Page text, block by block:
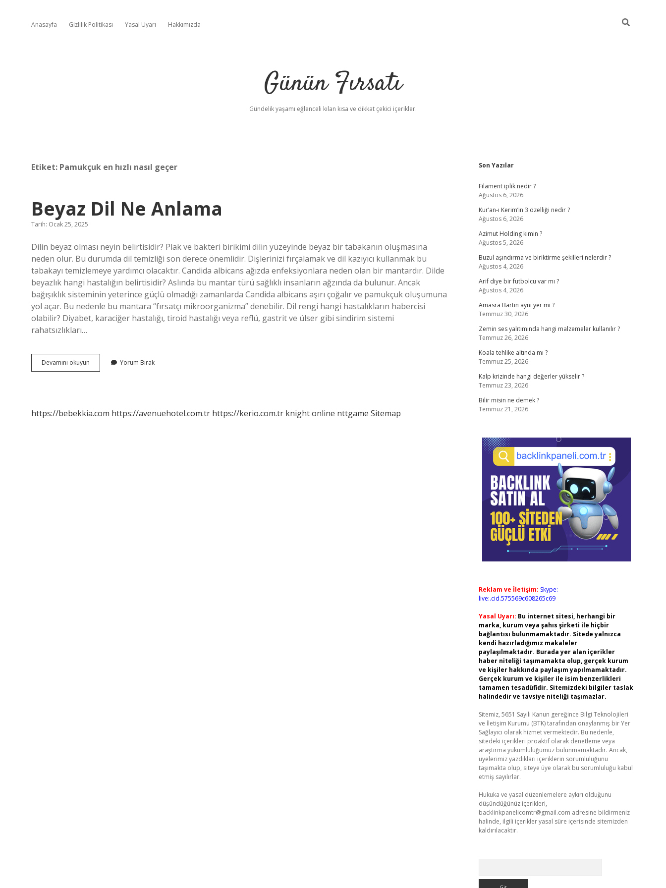
Anasayfa Gizlilik Politikası Yasal Uyarı Hakkımızda
Günün Fırsatı
Gündelik yaşamı eğlenceli kılan kısa ve dikkat çekici içerikler.
Etiket: Pamukçuk en hızlı nasıl geçer
Beyaz Dil Ne Anlama
Tarih: Ocak 25, 2025
Dilin beyaz olması neyin belirtisidir? Plak ve bakteri birikimi dilin yüzeyinde beyaz bir tabakanın oluşmasına
neden olur. Bu durumda dil temizliği son derece önemlidir. Dişlerinizi fırçalamak ve dil kazıyıcı kullanmak bu
tabakayı temizlemeye yardımcı olacaktır. Candida albicans ağızda enfeksiyonlara neden olan bir mantardır. Dilde
beyazlık hangi hastalığın belirtisidir? Aslında bu mantar türü sağlıklı insanların ağzında da bulunur. Ancak
bağışıklık sisteminin yeterince güçlü olmadığı zamanlarda Candida albicans aşırı çoğalır ve pamukçuk oluşumuna
yol açar. Bu nedenle bu mantara “fırsatçı mikroorganizma” denebilir. Dil rengi hangi hastalıkların habercisi
olabilir? Diyabet, karaciğer hastalığı, tiroid hastalığı veya reflü, gastrit ve ülser gibi sindirim sistemi
rahatsızlıkları…
Devamını okuyun
Dil
Yorum Bırak
https://bebekkia.com https://avenuehotel.com.tr https://kerio.com.tr knight online nttgame Sitemap
Sidebar
Son Yazılar
Filament iplik nedir ?
Ağustos 6, 2026
Kur’an-ı Kerim’in 3 özelliği nedir ?
Ağustos 6, 2026
Azimut Holding kimin ?
Ağustos 5, 2026
Buzul aşındırma ve biriktirme şekilleri nelerdir ?
Ağustos 4, 2026
Arif diye bir futbolcu var mı ?
Ağustos 4, 2026
Amasra Bartın aynı yer mi ?
Temmuz 30, 2026
Zemin ses yalıtımında hangi malzemeler kullanılır ?
Temmuz 26, 2026
Koala tehlike altında mı ?
Temmuz 25, 2026
Kalp krizinde hangi değerler yükselir ?
Temmuz 23, 2026
Bilir misin ne demek ?
Temmuz 21, 2026
Reklam ve İletişim: Skype:
live:.cid.575569c608265c69
Yasal Uyarı: Bu internet sitesi, herhangi bir
marka, kurum veya şahıs şirketi ile hiçbir
bağlantısı bulunmamaktadır. Sitede yalnızca
kendi hazırladığımız makaleler
paylaşılmaktadır. Burada yer alan içerikler
haber niteliği taşımamakta olup, gerçek kurum
ve kişiler hakkında paylaşım yapılmamaktadır.
Gerçek kurum ve kişiler ile isim benzerlikleri
tamamen tesadüfidir. Sitemizdeki bilgiler taslak
halindedir ve tavsiye niteliği taşımazlar.
Sitemiz, 5651 Sayılı Kanun gereğince Bilgi Teknolojileri
ve İletişim Kurumu (BTK) tarafından onaylanmış bir Yer
Sağlayıcı olarak hizmet vermektedir. Bu nedenle,
sitedeki içerikleri proaktif olarak denetleme veya
araştırma yükümlülüğümüz bulunmamaktadır. Ancak,
üyelerimiz yazdıkları içeriklerin sorumluluğunu
taşımakta olup, siteye üye olarak bu sorumluluğu kabul
etmiş sayılırlar.
Hukuka ve yasal düzenlemelere aykırı olduğunu
düşündüğünüz içerikleri,
backlinkpanelicomtr@gmail.com adresine bildirmeniz
halinde, ilgili içerikler yasal süre içerisinde sitemizden
kaldırılacaktır.
vdcasino güncel giriş